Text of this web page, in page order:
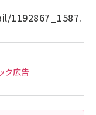
1192867_1587.
ク広告